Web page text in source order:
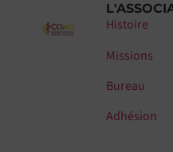
Histoire
Missions
Bureau
Adhésion